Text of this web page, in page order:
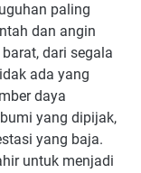
paling
dan angin
dari segala
ada yang
daya
yang dipijak,
yang baja.
untuk menjadi